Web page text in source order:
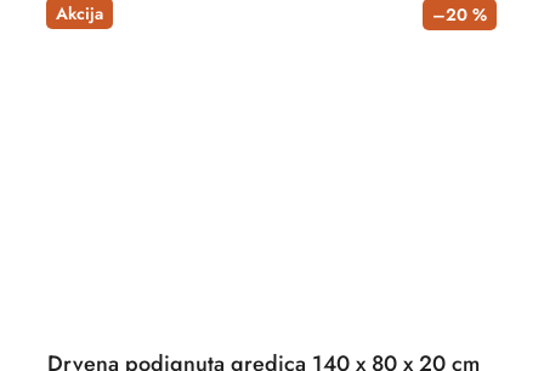
Akcija –20 %
Drvena podignuta gredica 140 x 80 x 20 cm